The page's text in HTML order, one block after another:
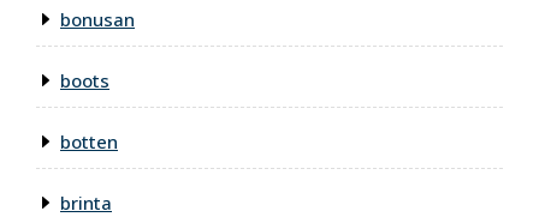
bonusan
boots
botten
brinta